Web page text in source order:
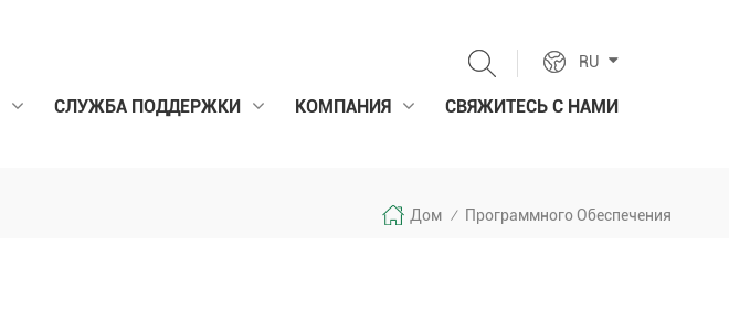
RU
СЛУЖБА ПОДДЕРЖКИ КОМПАНИЯ СВЯЖИТЕСЬ С НАМИ
Дом / Программного Обеспечения